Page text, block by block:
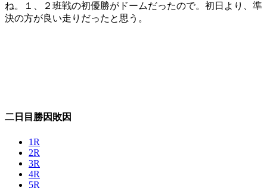
ね。１、２班戦の初優勝がドームだったので。初日より、準
決の方が良い走りだったと思う。
二日目勝因敗因
1R
2R
3R
4R
5R